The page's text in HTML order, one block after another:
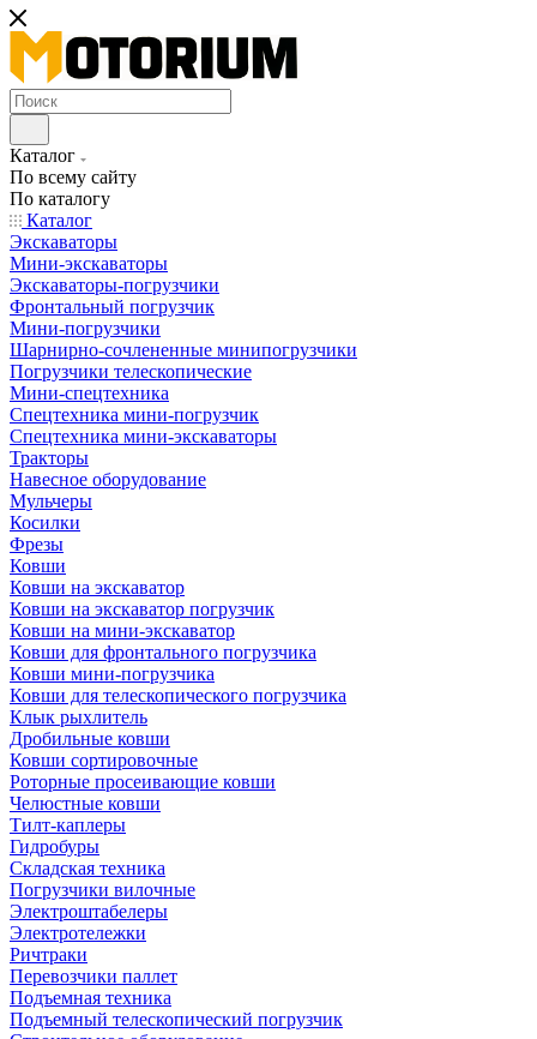
Каталог
По всему сайту
По каталогу
Каталог
Экскаваторы
Мини-экскаваторы
Экскаваторы-погрузчики
Фронтальный погрузчик
Мини-погрузчики
Шарнирно-сочлененные минипогрузчики
Погрузчики телескопические
Мини-спецтехника
Спецтехника мини-погрузчик
Спецтехника мини-экскаваторы
Тракторы
Навесное оборудование
Мульчеры
Косилки
Фрезы
Ковши
Ковши на экскаватор
Ковши на экскаватор погрузчик
Ковши на мини-экскаватор
Ковши для фронтального погрузчика
Ковши мини-погрузчика
Ковши для телескопического погрузчика
Клык рыхлитель
Дробильные ковши
Ковши сортировочные
Роторные просеивающие ковши
Челюстные ковши
Тилт-каплеры
Гидробуры
Складская техника
Погрузчики вилочные
Электроштабелеры
Электротележки
Ричтраки
Перевозчики паллет
Подъемная техника
Подъемный телескопический погрузчик